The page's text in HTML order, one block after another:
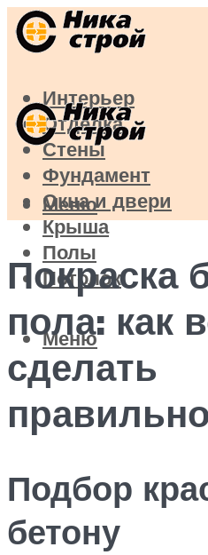
Интерьер
Отделка
Стены
Фундамент
Окна и двери
Крыша
Полы
Потолок
Меню
Меню
Покраска
пола: как
сделать
Подбор
бетону